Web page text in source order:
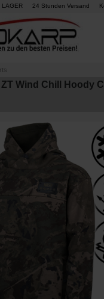
LAGER 24 Stunden Versand
ZT Wind Chill Hoody